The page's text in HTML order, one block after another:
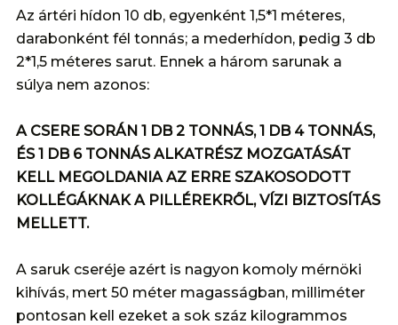
Az ártéri hídon 10 db, egyenként 1,5*1 méteres,
darabonként fél tonnás; a mederhídon, pedig 3 db
2*1,5 méteres sarut. Ennek a három sarunak a
súlya nem azonos:
A CSERE SORÁN 1 DB 2 TONNÁS, 1 DB 4 TONNÁS,
ÉS 1 DB 6 TONNÁS ALKATRÉSZ MOZGATÁSÁT
KELL MEGOLDANIA AZ ERRE SZAKOSODOTT
KOLLÉGÁKNAK A PILLÉREKRŐL, VÍZI BIZTOSÍTÁS
MELLETT.
A saruk cseréje azért is nagyon komoly mérnöki
kihívás, mert 50 méter magasságban, milliméter
pontosan kell ezeket a sok száz kilogrammos